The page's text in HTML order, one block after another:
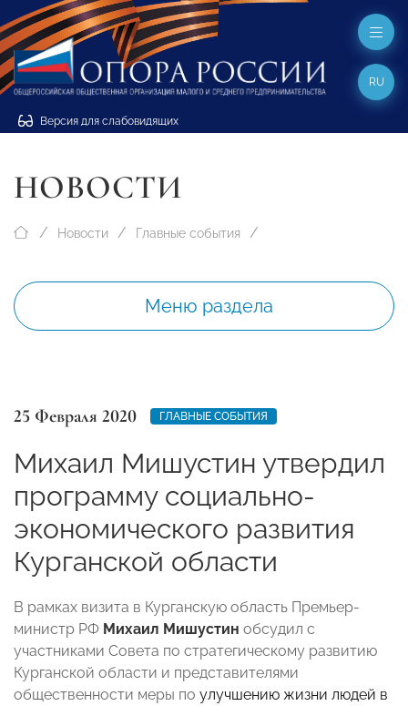
Версия для слабовидящих
RU
НОВОСТИ
Новости Главные события
Меню раздела
25 Февраля 2020 ГЛАВНЫЕ СОБЫТИЯ
Михаил Мишустин утвердил
программу социально-
экономического развития
Курганской области
В рамках визита в Курганскую область Премьер-
министр РФ Михаил Мишустин обсудил с
участниками Совета по стратегическому развитию
Курганской области и представителями
общественности меры по улучшению жизни людей в